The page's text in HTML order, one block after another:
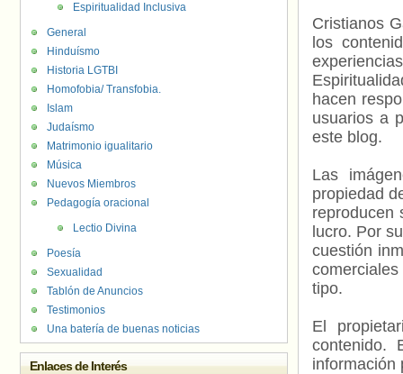
Cristianos
los
hacen
usuarios a
este blog.
Las
propiedad
reproducen
lucro. Por
cuestión
tipo.
El
contenido.
información
Espiritualidad Inclusiva
General
Hinduísmo
Historia LGTBI
Homofobia/ Transfobia.
Islam
Judaísmo
Matrimonio igualitario
Música
Nuevos Miembros
Pedagogía oracional
Lectio Divina
Poesía
Sexualidad
Tablón de Anuncios
Testimonios
Una batería de buenas noticias
Enlaces de Interés